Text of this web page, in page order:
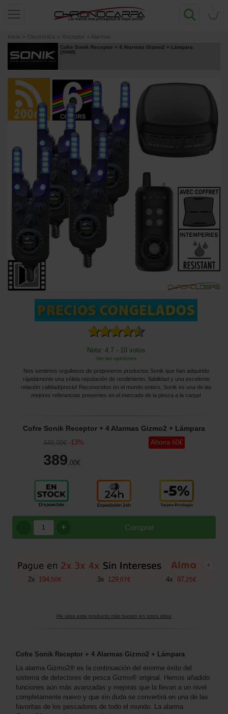
Inicio » Electrónica » Receptor + Alarmas
Cofre Sonik Receptor + 4 Alarmas Gizmo2 + Lámpara
[203468]
Nota: 4.7 - 10 votos
Ver las opiniones
Nos sentimos orgullosos de proponeros productos Sonik que han adquirido
rápidamente una sólida reputación de rendimiento, fiabilidad y una excelente
relación calidad/precio! Reconocidos en el mundo entero, Sonik es una de las
mejores referencias presentes en el mercado de la pesca a la carpa!
Cofre Sonik Receptor + 4 Alarmas Gizmo2 + Lámpara
449,00€ -13%
389 ,00€
Ahorra 60€
Comprar
+
+
2x 194 50€ 3x 129, 67€ 4x 97 25€
He visto este producto más barato en otros sitios
Cofre Sonik Receptor + 4 Alarmas Gizmo2 + Lámpara
La alarma Gizmo2® es la continuación del enorme éxito del
sistema de detectores de pesca Gizmo® original. Hemos añadido
funciones aún más avanzadas y mejoras que la llevan a un nivel
completamente nuevo y que sin duda se convertirá en una de las
favoritas de los pescadores de todo el mundo. La alarma